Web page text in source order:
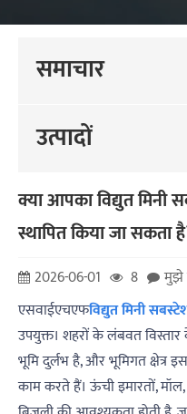
समाचार
उत्पादों
क्या आपका विद्युत मिनी
स्थापित किया जा सकता
2026-06-01 8
मुझे
एसवाईएचएफविद्युत मिनी
उपयुक्त। शहरों के लंबवत
भूमि दुर्लभ है, और भूमिगत क्षेत्र
काम करते हैं। ऊंची इमारतों,